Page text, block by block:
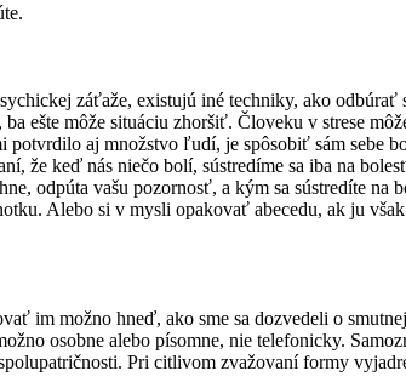
záťaže, existujú iné techniky, ako odbúrať
ešte môže situáciu zhoršiť. Človeku v strese
aj množstvo ľudí, je spôsobiť sám sebe
že keď nás niečo bolí, sústredíme sa iba na
odpúta vašu pozornosť, a kým sa sústredíte na
Alebo si v mysli opakovať abecedu, ak ju
im možno hneď, ako sme sa dozvedeli o
osobne alebo písomne, nie telefonicky.
Pri citlivom zvažovaní formy